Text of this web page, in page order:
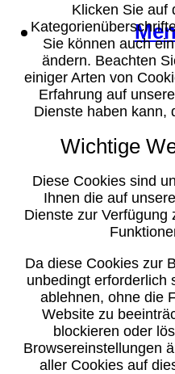
Klicken Sie auf
Sie können auch
ändern. Beachten
einiger Arten von
Erfahrung auf
Dienste haben kann,
Wichtige
Diese Cookies sind
Ihnen die auf
Dienste zur Verfügung
Da diese Cookies zur
unbedingt erforderlich
ablehnen, ohne die
Website zu
blockieren oder
Browsereinstellungen
aller Cookies auf